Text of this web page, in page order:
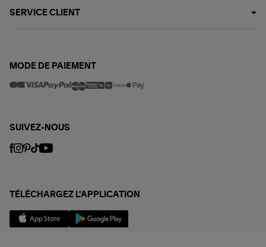
SERVICE CLIENT
MODE DE PAIEMENT
SUIVEZ-NOUS
TÉLÉCHARGEZ L'APPLICATION